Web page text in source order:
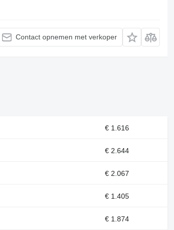
Contact opnemen met verkoper
€ 1.616
€ 2.644
€ 2.067
€ 1.405
€ 1.874